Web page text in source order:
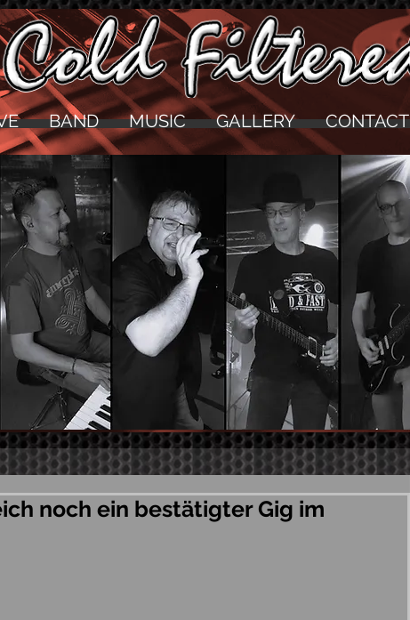
BAND MUSIC GALLERY CONTACT
noch ein bestätigter Gig im